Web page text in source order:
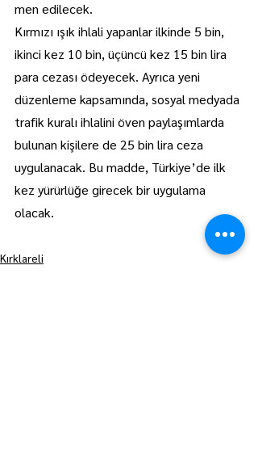
men edilecek.
Kırmızı ışık ihlali yapanlar ilkinde 5 bin,
ikinci kez 10 bin, üçüncü kez 15 bin lira
para cezası ödeyecek. Ayrıca yeni
düzenleme kapsamında, sosyal medyada
trafik kuralı ihlalini öven paylaşımlarda
bulunan kişilere de 25 bin lira ceza
uygulanacak. Bu madde, Türkiye’de ilk
kez yürürlüğe girecek bir uygulama
olacak.
Kırklareli